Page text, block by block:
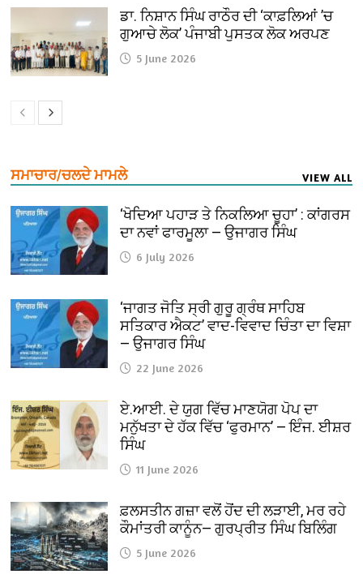
ਡਾ. ਨਿਸ਼ਾਨ ਸਿੰਘ ਰਾਠੌਰ ਦੀ ‘ਕਾਫ਼ਲਿਆਂ ’ਚ
ਗੁਆਚੇ ਲੋਕ’ ਪੰਜਾਬੀ ਪੁਸਤਕ ਲੋਕ ਅਰਪਣ
5 June 2026
ਸਮਾਚਾਰ/ਚਲਦੇ ਮਾਮਲੇ VIEW ALL
‘ਖੋਦਿਆ ਪਹਾੜ ਤੇ ਨਿਕਲਿਆ ਚੂਹਾ’ : ਕਾਂਗਰਸ
ਦਾ ਨਵਾਂ ਫਾਰਮੂਲਾ — ਉਜਾਗਰ ਸਿੰਘ
6 July 2026
‘ਜਾਗਤ ਜੋਤਿ ਸ੍ਰੀ ਗੁਰੂ ਗ੍ਰੰਥ ਸਾਹਿਬ
ਸਤਿਕਾਰ ਐਕਟ’ ਵਾਦ-ਵਿਵਾਦ ਚਿੰਤਾ ਦਾ ਵਿਸ਼ਾ
— ਉਜਾਗਰ ਸਿੰਘ
22 June 2026
ਏ.ਆਈ. ਦੇ ਯੁਗ ਵਿੱਚ ਮਾਣਯੋਗ ਪੋਪ ਦਾ
ਮਨੁੱਖਤਾ ਦੇ ਹੱਕ ਵਿੱਚ ‘ਫੁਰਮਾਨ’ — ਇੰਜ. ਈਸ਼ਰ
ਸਿੰਘ
11 June 2026
ਫ਼ਲਸਤੀਨ ਗਜ਼ਾ ਵਲੋਂ ਹੋਂਦ ਦੀ ਲੜਾਈ, ਮਰ ਰਹੇ
ਕੌਮਾਂਤਰੀ ਕਾਨੂੰਨ— ਗੁਰਪ੍ਰੀਤ ਸਿੰਘ ਬਿਲਿੰਗ
5 June 2026